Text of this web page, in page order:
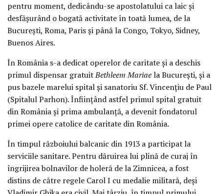
pentru moment, dedicându-se apostolatului ca laic şi
desfăşurând o bogată activitate în toată lumea, de la
Bucureşti, Roma, Paris şi până la Congo, Tokyo, Sidney,
Buenos Aires.
În România s-a dedicat operelor de caritate şi a deschis
primul dispensar gratuitBethleem Mariae la Bucureşti, şi a
pus bazele marelui spital şi sanatoriu Sf. Vincenţiu de Paul
(Spitalul Parhon). Înfiinţând astfel primul spital gratuit
din România şi prima ambulanţă, a devenit fondatorul
primei opere catolice de caritate din România.
În timpul războiului balcanic din 1913 a participat la
serviciile sanitare. Pentru dăruirea lui plină de curaj în
îngrijirea bolnavilor de holeră de la Zimnicea, a fost
distins de către regele Carol I cu medalie militară, deşi